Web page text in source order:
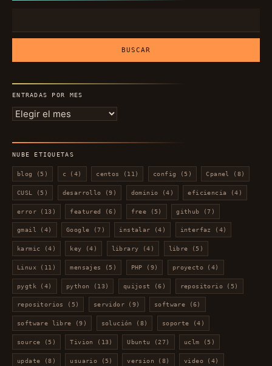
ENTRADAS POR MES
Entradas
mes
NUBE ETIQUETAS
blog (5) c (4) centos (11) config (5) Cpanel (8)
CUSL (5) desarrollo (9) dominio (4) eficiencia (4)
error(13) featured (6) free (5) github (7)
gmail (4) Google (7) instalar (4) interfaz (4)
karmic (4) key (4) library (4) libre (5)
Linux (11) mensajes (5) PHP (9) proyecto (4)
pygtk (4) python (13) quijost (6) repositorio (5)
repositorios (5) servidor(9) software (6)
software libre (9) solución (8) soporte (4)
source (5) Tivion (13) Ubuntu (27) uclm (5)
update (8) usuario (5) version (8) video (4)